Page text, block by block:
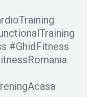
#GhidFitness